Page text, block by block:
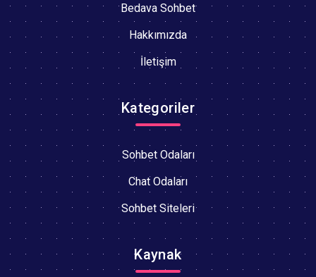
Bedava Sohbet
Hakkımızda
İletişim
Kategoriler
Sohbet Odaları
Chat Odaları
Sohbet Siteleri
Kaynak